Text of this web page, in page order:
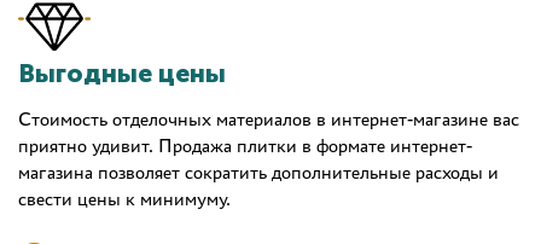
Выгодные цены
Стоимость отделочных материалов в интернет-магазине вас
приятно удивит. Продажа плитки в формате интернет-
магазина позволяет сократить дополнительные расходы и
свести цены к минимуму.